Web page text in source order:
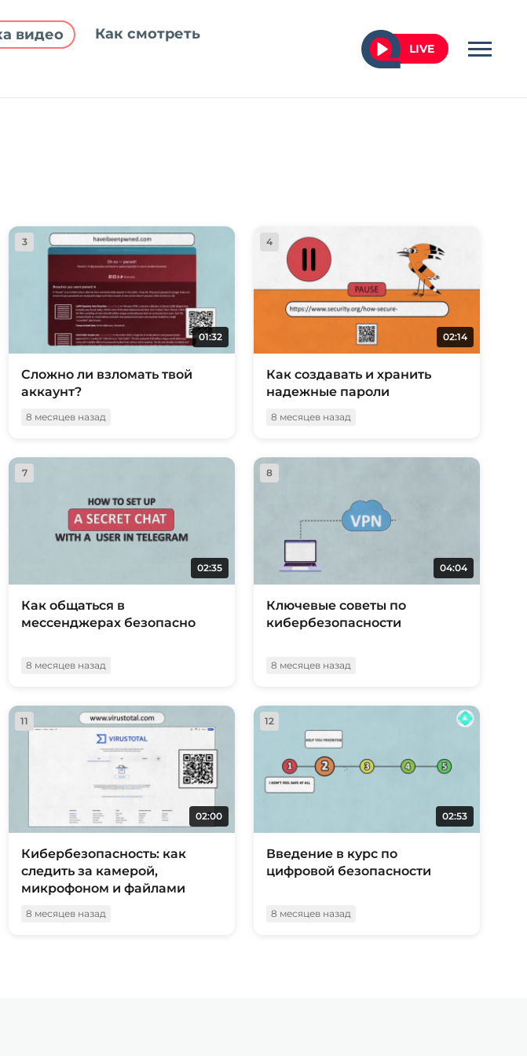
видео
Как смотреть
LIVE
3
01:32
Сложно ли взломать твой
аккаунт?
8 месяцев назад
4
02:14
Как создавать и хранить
надежные пароли
8 месяцев назад
7
02:35
Как общаться в
мессенджерах безопасно
8 месяцев назад
8
04:04
Ключевые советы по
кибербезопасности
8 месяцев назад
11
02:00
Кибербезопасность: как
следить за камерой,
микрофоном и файлами
8 месяцев назад
12
02:53
Введение в курс по
цифровой безопасности
8 месяцев назад